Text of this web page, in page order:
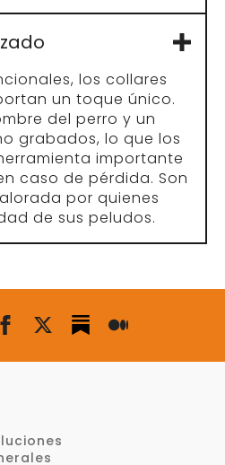
los collares
un toque único.
del perro y un
grabados, lo que los
importante
caso de pérdida. Son
por quienes
de sus peludos.